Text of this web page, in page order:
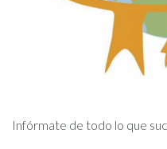
Infórmate de todo lo que